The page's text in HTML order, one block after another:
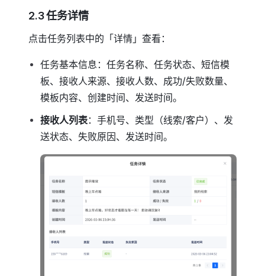
2.3 任务详情
点击任务列表中的「详情」查看：
任务基本信息：任务名称、任务状态、短信模
板、接收人来源、接收人数、成功/失败数量、
模板内容、创建时间、发送时间。
接收人列表：手机号、类型（线索/客户）、发
送状态、失败原因、发送时间。